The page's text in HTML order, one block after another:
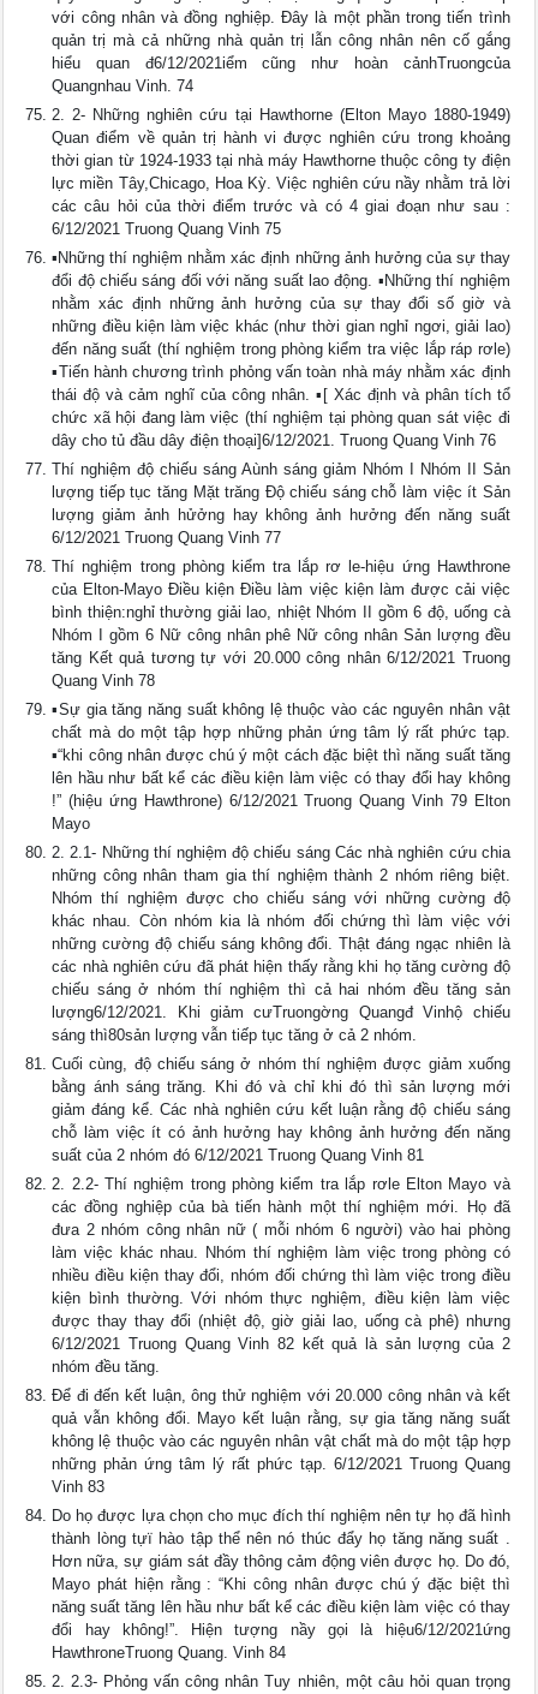
với công nhân và đồng nghiệp. Đây là một phần trong tiến trình
quản trị mà cả những nhà quản trị lẫn công nhân nên cố gắng
hiểu quan đ6/12/2021iểm cũng như hoàn cảnhTruongcủa
Quangnhau Vinh. 74
2. 2- Những nghiên cứu tại Hawthorne (Elton Mayo 1880-1949)
Quan điểm về quản trị hành vi được nghiên cứu trong khoảng
thời gian từ 1924-1933 tại nhà máy Hawthorne thuộc công ty điện
lực miền Tây,Chicago, Hoa Kỳ. Việc nghiên cứu nầy nhằm trả lời
các câu hỏi của thời điểm trước và có 4 giai đoạn như sau :
6/12/2021 Truong Quang Vinh 75
▪Những thí nghiệm nhằm xác định những ảnh hưởng của sự thay
đổi độ chiếu sáng đối với năng suất lao động. ▪Những thí nghiệm
nhằm xác định những ảnh hưởng của sự thay đổi số giờ và
những điều kiện làm việc khác (như thời gian nghỉ ngơi, giải lao)
đến năng suất (thí nghiệm trong phòng kiểm tra việc lắp ráp rơle)
▪Tiến hành chương trình phỏng vấn toàn nhà máy nhằm xác định
thái độ và cảm nghĩ của công nhân. ▪[ Xác định và phân tích tổ
chức xã hội đang làm việc (thí nghiệm tại phòng quan sát việc đi
dây cho tủ đầu dây điện thoại]6/12/2021. Truong Quang Vinh 76
Thí nghiệm độ chiếu sáng Aùnh sáng giảm Nhóm I Nhóm II Sản
lượng tiếp tục tăng Mặt trăng Độ chiếu sáng chỗ làm việc ít Sản
lượng giảm ảnh hửởng hay không ảnh hưởng đến năng suất
6/12/2021 Truong Quang Vinh 77
Thí nghiệm trong phòng kiểm tra lắp rơ le-hiệu ứng Hawthrone
của Elton-Mayo Điều kiện Điều làm việc kiện làm được cải việc
bình thiện:nghỉ thường giải lao, nhiệt Nhóm II gồm 6 độ, uống cà
Nhóm I gồm 6 Nữ công nhân phê Nữ công nhân Sản lượng đều
tăng Kết quả tương tự với 20.000 công nhân 6/12/2021 Truong
Quang Vinh 78
▪Sự gia tăng năng suất không lệ thuộc vào các nguyên nhân vật
chất mà do một tập hợp những phản ứng tâm lý rất phức tạp.
▪“khi công nhân được chú ý một cách đặc biệt thì năng suất tăng
lên hầu như bất kể các điều kiện làm việc có thay đổi hay không
!” (hiệu ứng Hawthrone) 6/12/2021 Truong Quang Vinh 79 Elton
Mayo
2. 2.1- Những thí nghiệm độ chiếu sáng Các nhà nghiên cứu chia
những công nhân tham gia thí nghiệm thành 2 nhóm riêng biệt.
Nhóm thí nghiệm được cho chiếu sáng với những cường độ
khác nhau. Còn nhóm kia là nhóm đối chứng thì làm việc với
những cường độ chiếu sáng không đổi. Thật đáng ngạc nhiên là
các nhà nghiên cứu đã phát hiện thấy rằng khi họ tăng cường độ
chiếu sáng ở nhóm thí nghiệm thì cả hai nhóm đều tăng sản
lượng6/12/2021. Khi giảm cưTruongờng Quangđ Vinhộ chiếu
sáng thì80sản lượng vẫn tiếp tục tăng ở cả 2 nhóm.
Cuối cùng, độ chiếu sáng ở nhóm thí nghiệm được giảm xuống
bằng ánh sáng trăng. Khi đó và chỉ khi đó thì sản lượng mới
giảm đáng kể. Các nhà nghiên cứu kết luận rằng độ chiếu sáng
chỗ làm việc ít có ảnh hưởng hay không ảnh hưởng đến năng
suất của 2 nhóm đó 6/12/2021 Truong Quang Vinh 81
2. 2.2- Thí nghiệm trong phòng kiểm tra lắp rơle Elton Mayo và
các đồng nghiệp của bà tiến hành một thí nghiệm mới. Họ đã
đưa 2 nhóm công nhân nữ ( mỗi nhóm 6 người) vào hai phòng
làm việc khác nhau. Nhóm thí nghiệm làm việc trong phòng có
nhiều điều kiện thay đổi, nhóm đối chứng thì làm việc trong điều
kiện bình thường. Với nhóm thực nghiệm, điều kiện làm việc
được thay thay đổi (nhiệt độ, giờ giải lao, uống cà phê) nhưng
6/12/2021 Truong Quang Vinh 82 kết quả là sản lượng của 2
nhóm đều tăng.
Để đi đến kết luận, ông thử nghiệm với 20.000 công nhân và kết
quả vẫn không đổi. Mayo kết luận rằng, sự gia tăng năng suất
không lệ thuộc vào các nguyên nhân vật chất mà do một tập hợp
những phản ứng tâm lý rất phức tạp. 6/12/2021 Truong Quang
Vinh 83
Do họ được lựa chọn cho mục đích thí nghiệm nên tự họ đã hình
thành lòng tựï hào tập thể nên nó thúc đẩy họ tăng năng suất .
Hơn nữa, sự giám sát đầy thông cảm động viên được họ. Do đó,
Mayo phát hiện rằng : “Khi công nhân được chú ý đặc biệt thì
năng suất tăng lên hầu như bất kể các điều kiện làm việc có thay
đổi hay không!”. Hiện tượng nầy gọi là hiệu6/12/2021ứng
HawthroneTruong Quang. Vinh 84
2. 2.3- Phỏng vấn công nhân Tuy nhiên, một câu hỏi quan trọng